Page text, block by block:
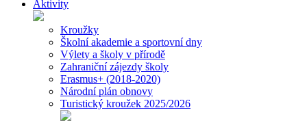
Aktivity
Kroužky
Školní akademie a sportovní dny
Výlety a školy v přírodě
Zahraniční zájezdy školy
Erasmus+ (2018-2020)
Národní plán obnovy
Turistický kroužek 2025/2026